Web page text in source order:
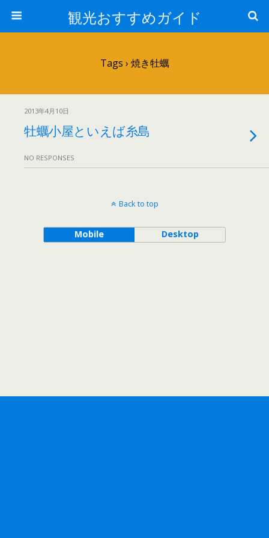
観光おすすめガイド
Tags › 焼き牡蠣
2013年4月10日
牡蠣小屋といえば糸島
NO RESPONSES
Back to top
Mobile Desktop